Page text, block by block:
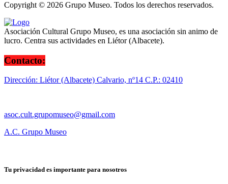
Copyright © 2026 Grupo Museo. Todos los derechos reservados.
Asociación Cultural Grupo Museo, es una asociación sin animo de
lucro. Centra sus actividades en Liétor (Albacete).
Contacto:
Dirección: Liétor (Albacete) Calvario, nº14 C.P.: 02410
asoc.cult.grupomuseo@gmail.com
A.C. Grupo Museo
Tu privacidad es importante para nosotros